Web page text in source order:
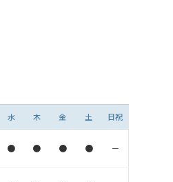
水 木 金 土 日祝
● ● ● ● －